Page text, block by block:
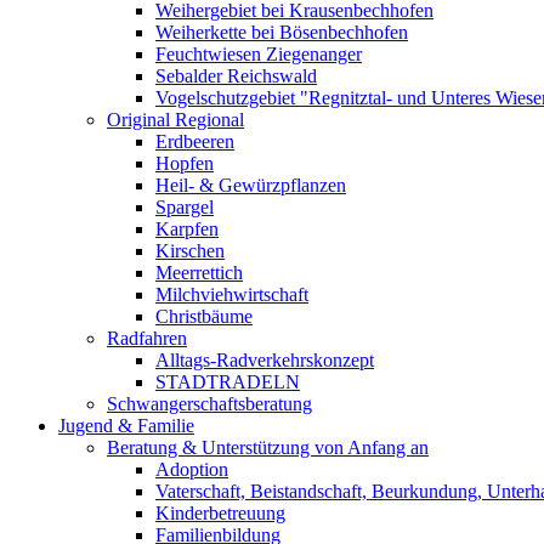
Weihergebiet bei Krausenbechhofen
Weiherkette bei Bösenbechhofen
Feuchtwiesen Ziegenanger
Sebalder Reichswald
Vogelschutzgebiet "Regnitztal- und Unteres
Original Regional
Erdbeeren
Hopfen
Heil- & Gewürzpflanzen
Spargel
Karpfen
Kirschen
Meerrettich
Milchviehwirtschaft
Christbäume
Radfahren
Alltags-Radverkehrskonzept
STADTRADELN
Schwangerschaftsberatung
Jugend & Familie
Beratung & Unterstützung von Anfang an
Adoption
Vaterschaft, Beistandschaft, Beurkundung,
Kinderbetreuung
Familienbildung